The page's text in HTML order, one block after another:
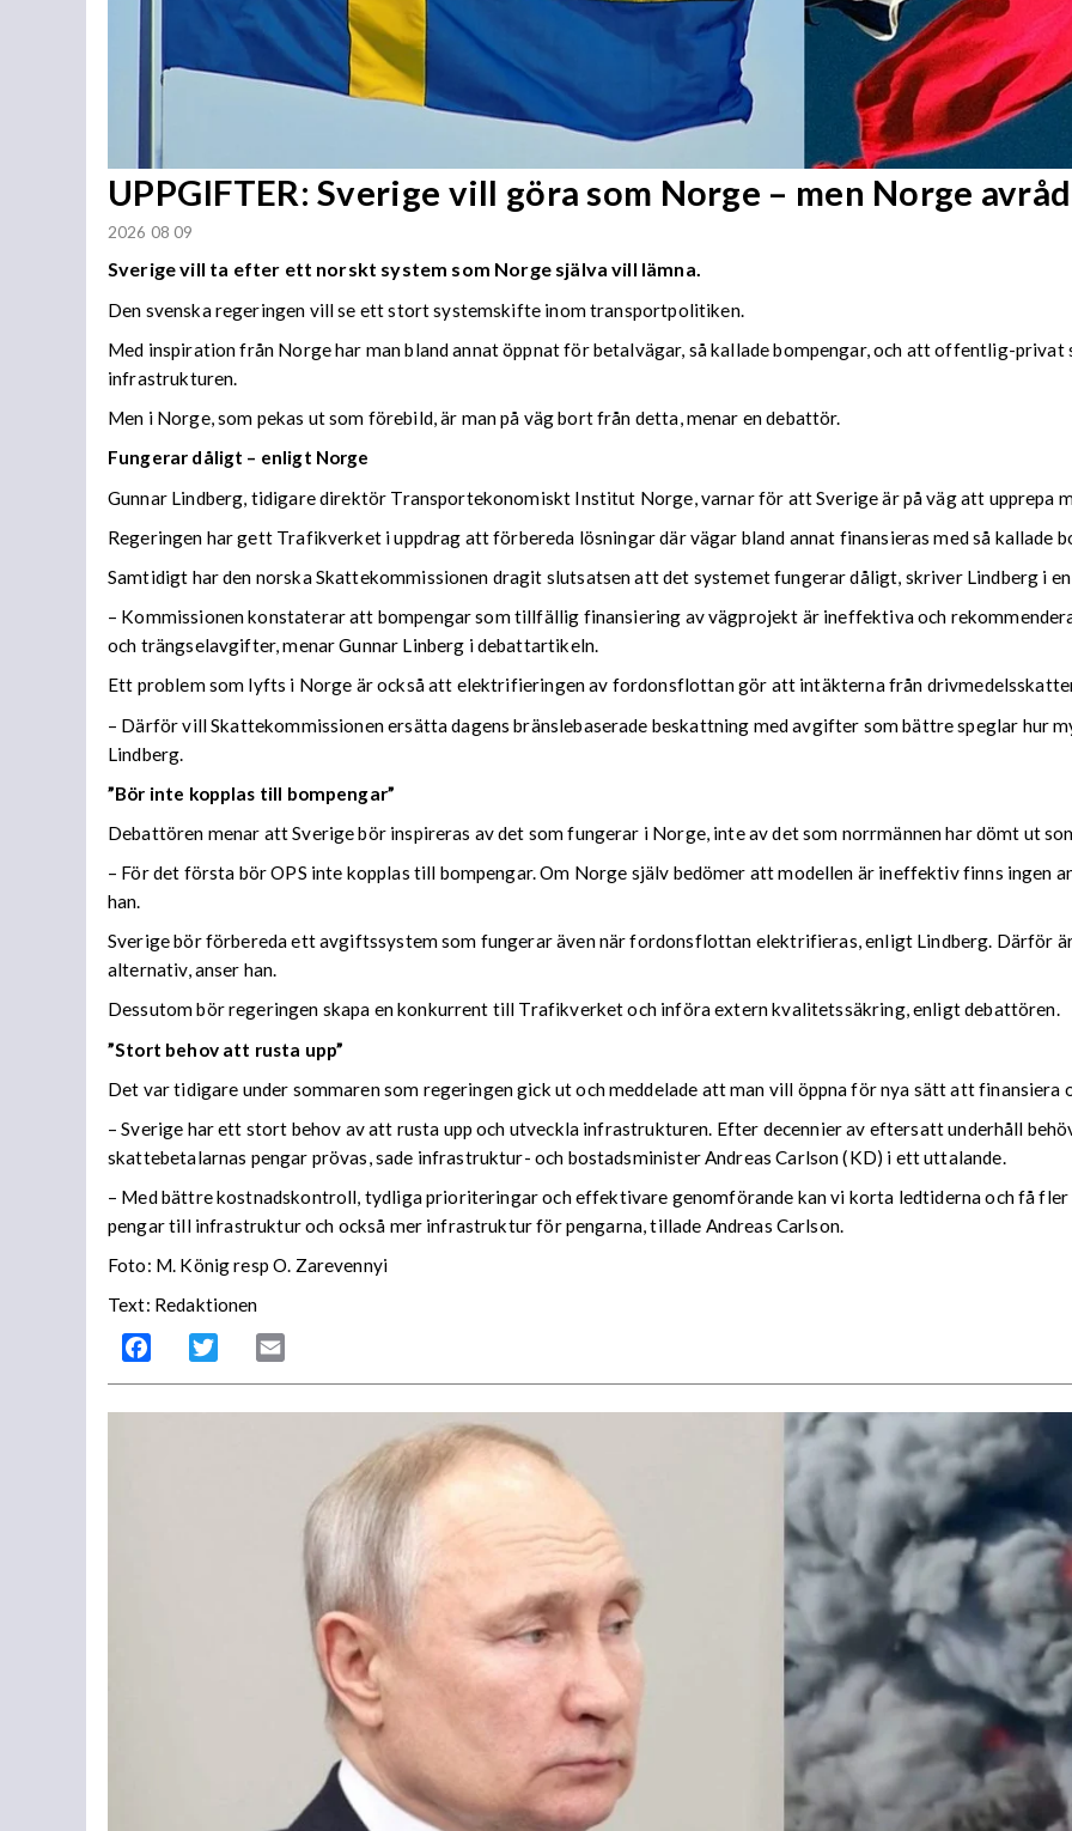
UPPGIFTER: Sverige vill göra som Norge – men Norge
2026 08 09
Sverige vill ta efter ett norskt system som Norge själva vill lämna.
Den svenska regeringen vill se ett stort systemskifte inom transportpolitiken.
Med inspiration från Norge har man bland annat öppnat för betalvägar, så kallade bompengar, och att offentlig-privat
infrastrukturen.
Men i Norge, som pekas ut som förebild, är man på väg bort från detta, menar en debattör.
Fungerar dåligt – enligt Norge
Gunnar Lindberg, tidigare direktör Transportekonomiskt Institut Norge, varnar för att Sverige är på väg att upprepa
Regeringen har gett Trafikverket i uppdrag att förbereda lösningar där vägar bland annat finansieras med så kallade
Samtidigt har den norska Skattekommissionen dragit slutsatsen att det systemet fungerar dåligt, skriver Lindberg i
– Kommissionen konstaterar att bompengar som tillfällig finansiering av vägprojekt är ineffektiva och
och trängselavgifter, menar Gunnar Linberg i debattartikeln.
Ett problem som lyfts i Norge är också att elektrifieringen av fordonsflottan gör att intäkterna från
– Därför vill Skattekommissionen ersätta dagens bränslebaserade beskattning med avgifter som bättre speglar hur
Lindberg.
”Bör inte kopplas till bompengar”
Debattören menar att Sverige bör inspireras av det som fungerar i Norge, inte av det som norrmännen har dömt ut
– För det första bör OPS inte kopplas till bompengar. Om Norge själv bedömer att modellen är ineffektiv finns ingen
han.
Sverige bör förbereda ett avgiftssystem som fungerar även när fordonsflottan elektrifieras, enligt Lindberg. Därför
alternativ, anser han.
Dessutom bör regeringen skapa en konkurrent till Trafikverket och införa extern kvalitetssäkring, enligt debattören.
”Stort behov att rusta upp”
Det var tidigare under sommaren som regeringen gick ut och meddelade att man vill öppna för nya sätt att
– Sverige har ett stort behov av att rusta upp och utveckla infrastrukturen. Efter decennier av eftersatt underhåll
skattebetalarnas pengar prövas, sade infrastruktur- och bostadsminister Andreas Carlson (KD) i ett uttalande.
– Med bättre kostnadskontroll, tydliga prioriteringar och effektivare genomförande kan vi korta ledtiderna och få
pengar till infrastruktur och också mer infrastruktur för pengarna, tillade Andreas Carlson.
Foto: M. König resp O. Zarevennyi
Text: Redaktionen
Facebook Twitter